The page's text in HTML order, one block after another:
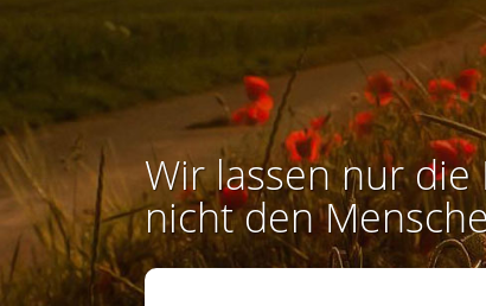
Wir lassen nur die
nicht den